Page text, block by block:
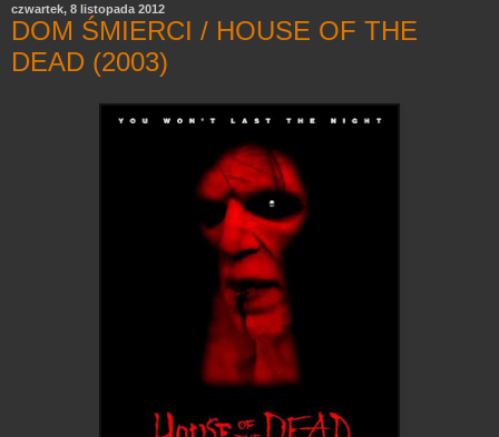
czwartek, 8 listopada 2012
DOM ŚMIERCI / HOUSE OF THE
DEAD (2003)